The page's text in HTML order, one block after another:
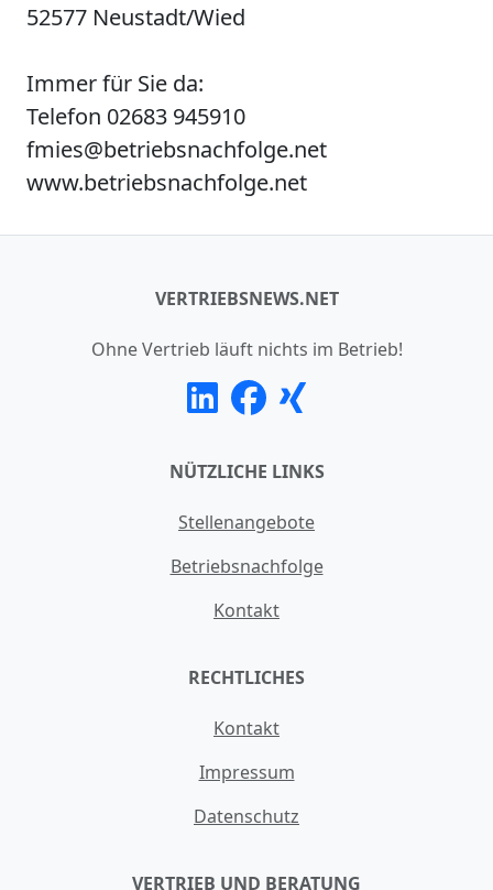
52577 Neustadt/Wied
Immer für Sie da:
Telefon 02683 945910
fmies@betriebsnachfolge.net
www.betriebsnachfolge.net
VERTRIEBSNEWS.NET
Ohne Vertrieb läuft nichts im Betrieb!
NÜTZLICHE LINKS
Stellenangebote
Betriebsnachfolge
Kontakt
RECHTLICHES
Kontakt
Impressum
Datenschutz
VERTRIEB UND BERATUNG